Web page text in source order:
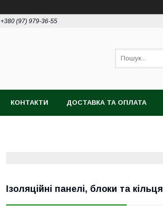
+380 (97) 979-36-55
КОНТАКТИ ДОСТАВКА ТА ОПЛАТА
Ізоляційні панелі, блоки та кільця